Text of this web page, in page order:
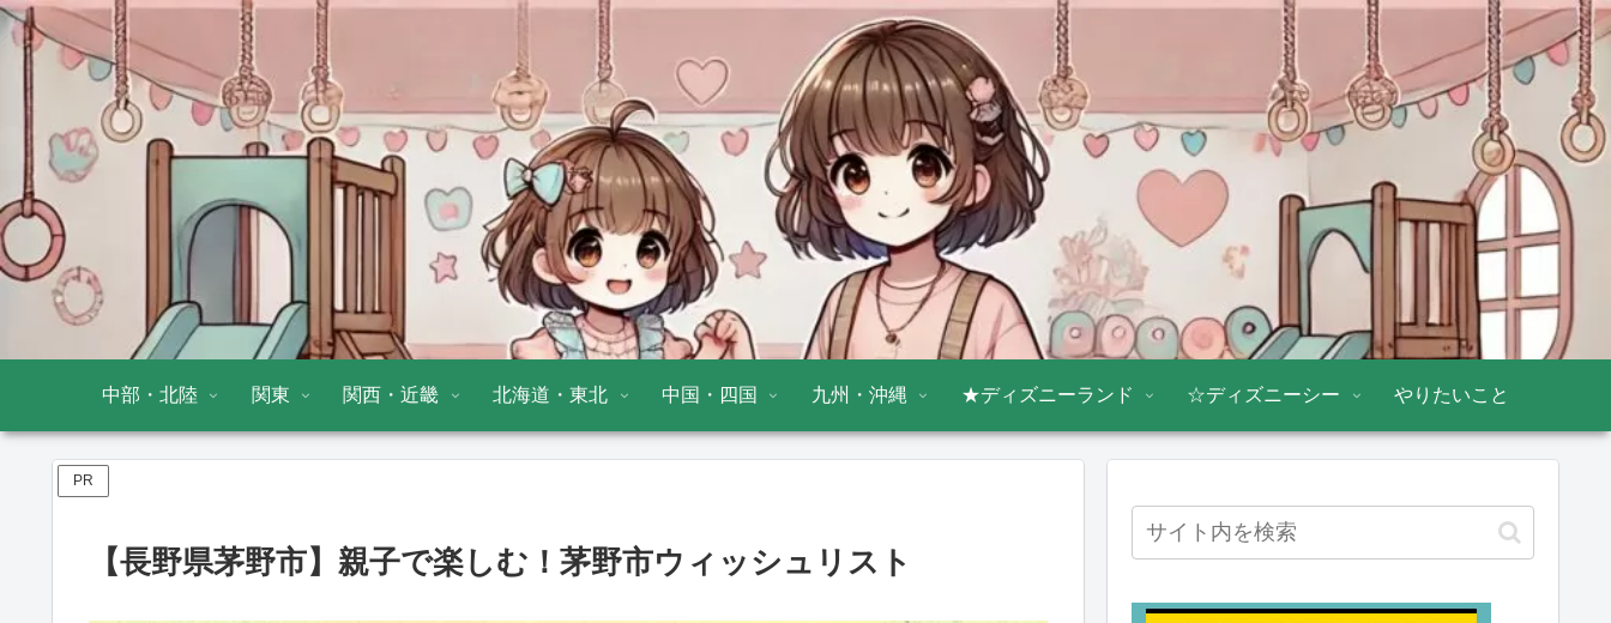
中部・北陸 関東 関西・近畿 北海道・東北 中国・四国 九州・沖縄 ★ディズニーランド ☆ディズニーシー やりたいこと
PR
【長野県茅野市】親子で楽しむ！茅野市ウィッシュリスト